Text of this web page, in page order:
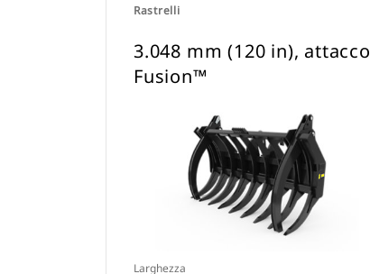
Rastrelli
3.048 mm (120 in), attacco
Fusion™
Larghezza